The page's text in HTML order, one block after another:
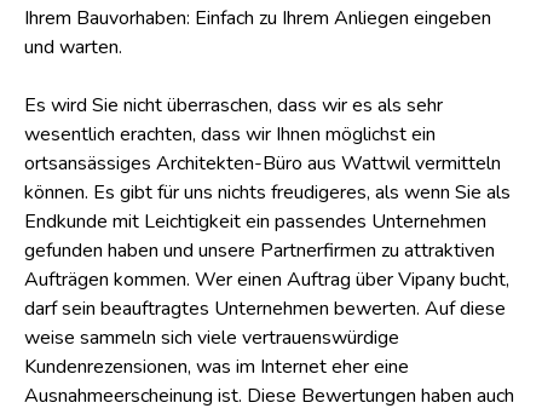
Vermittlungsservice verhilft Ihnen ohne viel Umstände zu
Ihrem Bauvorhaben: Einfach zu Ihrem Anliegen eingeben
Es wird Sie nicht überraschen, dass wir es als sehr
wesentlich erachten, dass wir Ihnen möglichst ein
ortsansässiges Architekten-Büro aus Wattwil vermitteln
können. Es gibt für uns nichts freudigeres, als wenn Sie als
Endkunde mit Leichtigkeit ein passendes Unternehmen
gefunden haben und unsere Partnerfirmen zu attraktiven
Aufträgen kommen. Wer einen Auftrag über Vipany bucht,
darf sein beauftragtes Unternehmen bewerten. Auf diese
weise sammeln sich viele vertrauenswürdige
Kundenrezensionen, was im Internet eher eine